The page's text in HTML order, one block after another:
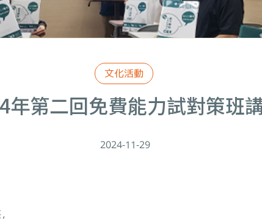
文化活動
年第二回免費能力試對策班
2024-11-29